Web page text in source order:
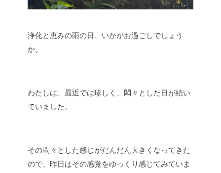
浄化と恵みの雨の日、いかがお過ごしでしょう
か。
わたしは、最近では珍しく、悶々とした日が続い
ていました。
その悶々とした感じがだんだん大きくなってきた
ので、昨日はその感覚をゆっくり感じてみていま